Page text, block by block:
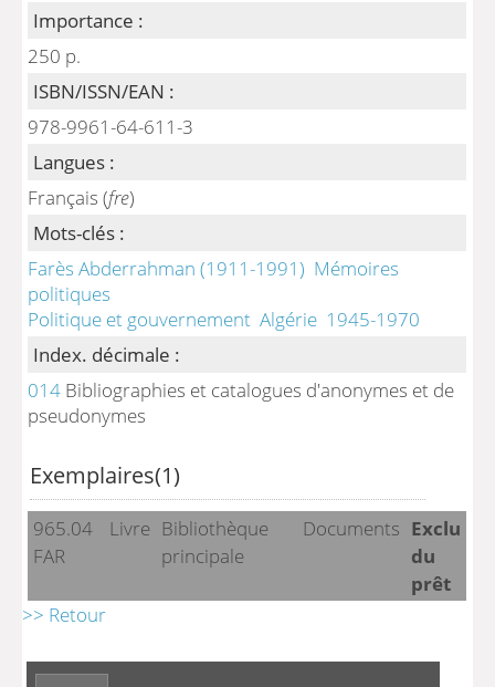
Importance :
250 p.
ISBN/ISSN/EAN :
978-9961-64-611-3
Langues :
Français (fre)
Mots-clés :
Farès Abderrahman (1911-1991) Mémoires
politiques
Politique et gouvernement Algérie 1945-1970
Index. décimale :
014 Bibliographies et catalogues d'anonymes et de
pseudonymes
Exemplaires(1)
965.04
FAR
Livre Bibliothèque
principale
Documents Exclu
du
prêt
>> Retour